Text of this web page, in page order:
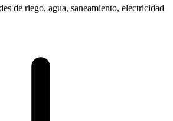
de riego, agua, saneamiento, electricidad